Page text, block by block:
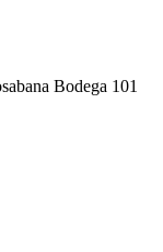
Bodega 101